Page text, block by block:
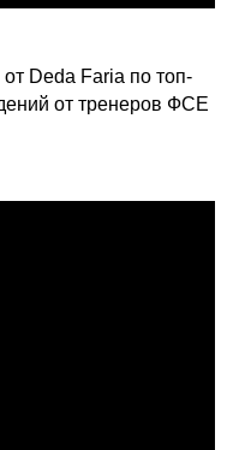
Deda Faria по топ-
от тренеров ФСЕ